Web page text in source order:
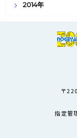
2014年
〒
指定管